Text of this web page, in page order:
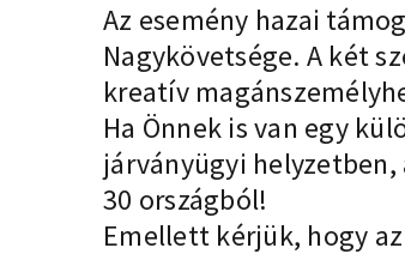
Az esemény hazai
Nagykövetsége. A két
kreatív
Ha Önnek is van egy
járványügyi
30 országból!
Emellett kérjük, hogy